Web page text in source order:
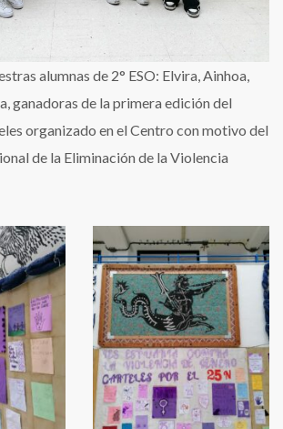
alumnas de 2° ESO: Elvira, Ainhoa,
ganadoras de la primera edición del
organizado en el Centro con motivo del
de la Eliminación de la Violencia